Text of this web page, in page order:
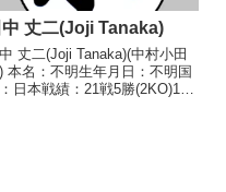
中 丈二(Joji Tanaka)
丈二(Joji Tanaka)(中村小田
本名：不明生年月日：不明国
日本戦績：21戦5勝(2KO)12